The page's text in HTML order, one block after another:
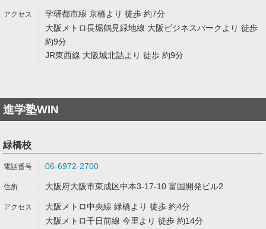
学研都市線 京橋より 徒歩 約7分
大阪メトロ長堀鶴見緑地線 大阪ビジネスパークより 徒歩
約9分
JR東西線 大阪城北詰より 徒歩 約9分
進学塾WIN
緑橋校
06-6972-2700
大阪府大阪市東成区中本3-17-10 富国開発ビル2
大阪メトロ中央線 緑橋より 徒歩 約4分
大阪メトロ千日前線 今里より 徒歩 約14分